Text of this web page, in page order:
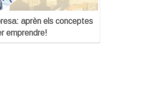
aprèn els conceptes
emprendre!